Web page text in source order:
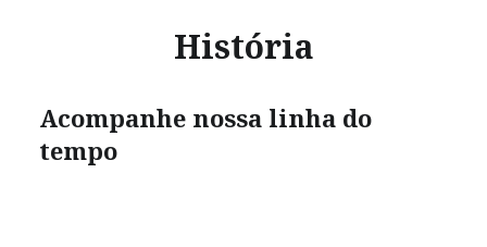
História
Acompanhe nossa linha do
tempo